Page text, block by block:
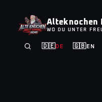
Alteknochen
WO DU UNTER
🇩🇪DE 🇬🇧EN